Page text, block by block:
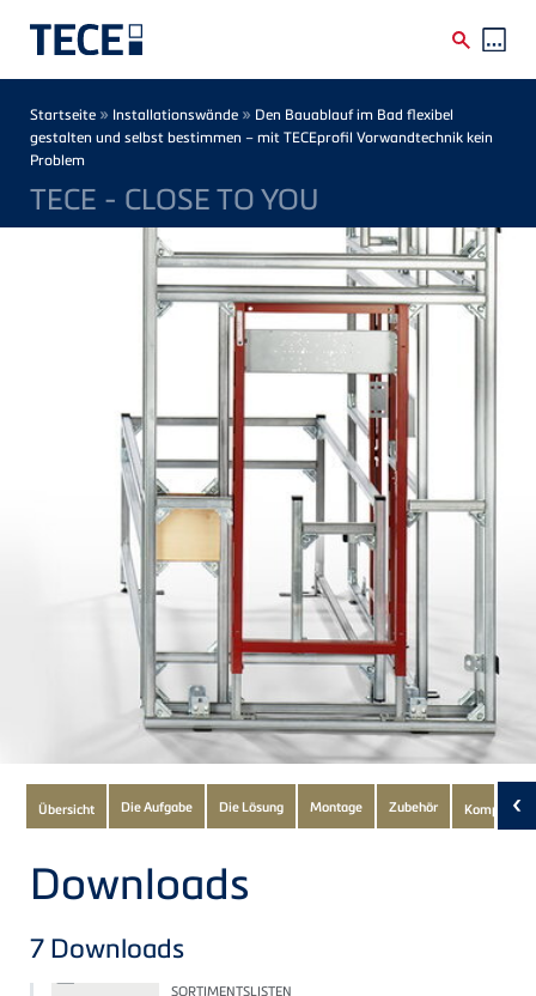
Breadcrumb
Startseite » Installationswände » Den Bauablauf im Bad flexibel
gestalten und selbst bestimmen – mit TECEprofil Vorwandtechnik kein
Problem
TECE - CLOSE TO YOU
Subnavigation
of
current
Product
Übersicht Die Aufgabe Die Lösung Montage Zubehör ‹
Downloads
7 Downloads
SORTIMENTSLISTEN